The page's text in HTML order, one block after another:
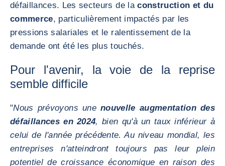
défaillances. Les secteurs de laconstruction et du
commerce, particulièrement impactés par les
pressions salariales et le ralentissement de la
demande ont été les plus touchés.
Pour l'avenir, la voie de la reprise
semble difficile
"Nous prévoyons unenouvelle augmentation des
défaillances en 2024, bien qu'à un taux inférieur à
celui de l'année précédente. Au niveau mondial, les
entreprises n'atteindront toujours pas leur plein
potentiel de croissance économique en raison des